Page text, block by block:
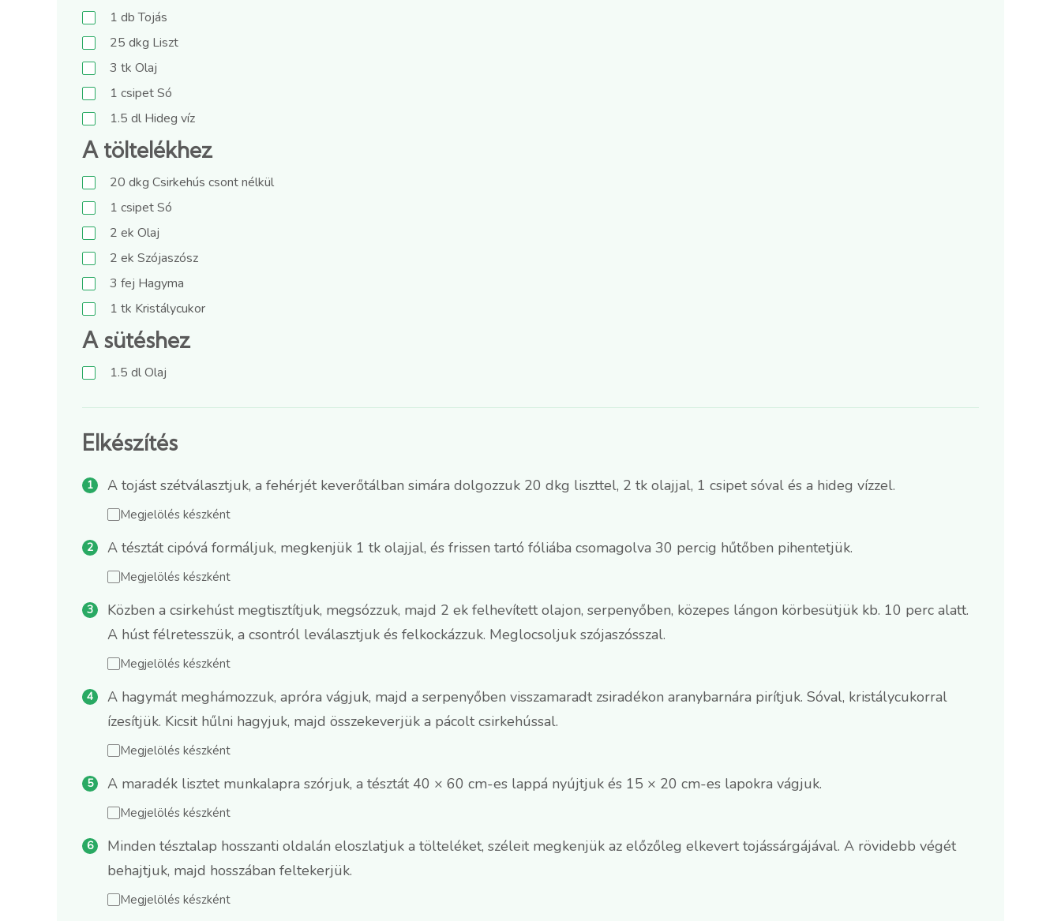
1 dbTojás
25 dkg Liszt
3 tk Olaj
1 csipetSó
1.5 dl Hideg víz
A töltelékhez
20 dkg Csirkehús csont nélkül
1 csipetSó
2 ek Olaj
2 ek Szójaszósz
3 fej Hagyma
1 tk Kristálycukor
A sütéshez
1.5 dlOlaj
Elkészítés
A tojást szétválasztjuk, a fehérjét keverőtálban simára dolgozzuk 20 dkg liszttel, 2 tk olajjal, 1 csipet sóval és a hideg vízzel.
Megjelölés készként
A tésztát cipóvá formáljuk, megkenjük 1 tk olajjal, és frissen tartó fóliába csomagolva 30 percig hűtőben pihentetjük.
Megjelölés készként
Közben a csirkehúst megtisztítjuk, megsózzuk, majd 2 ek felhevített olajon, serpenyőben, közepes lángon körbesütjük kb. 10 perc alatt.
A húst félretesszük, a csontról leválasztjuk és felkockázzuk. Meglocsoljuk szójaszósszal.
Megjelölés készként
A hagymát meghámozzuk, apróra vágjuk, majd a serpenyőben visszamaradt zsiradékon aranybarnára pirítjuk. Sóval, kristálycukorral
ízesítjük. Kicsit hűlni hagyjuk, majd összekeverjük a pácolt csirkehússal.
Megjelölés készként
A maradék lisztet munkalapra szórjuk, a tésztát 40 × 60 cm-es lappá nyújtjuk és 15 × 20 cm-es lapokra vágjuk.
Megjelölés készként
Minden tésztalap hosszanti oldalán eloszlatjuk a tölteléket, széleit megkenjük az előzőleg elkevert tojássárgájával. A rövidebb végét
behajtjuk, majd hosszában feltekerjük.
Megjelölés készként